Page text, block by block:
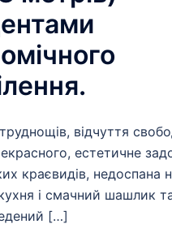
відчуття
естетичне
краєвидів, недоспана
і смачний шашлик
[…]